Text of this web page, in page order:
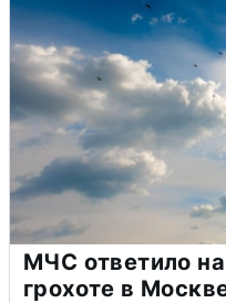
МЧС ответило
грохоте в